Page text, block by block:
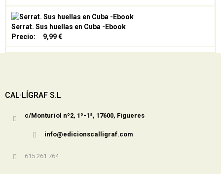
Serrat. Sus huellas en Cuba -Ebook
Precio:
9,99 €
CAL·LÍGRAF S.L
c/Monturiol nº2, 1º-1ª, 17600, Figueres
info@edicionscalligraf.com
615 261 764